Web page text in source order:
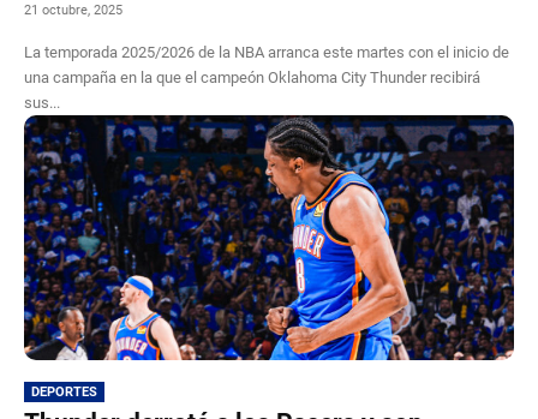
21 octubre, 2025
La temporada 2025/2026 de la NBA arranca este martes con el inicio de
una campaña en la que el campeón Oklahoma City Thunder recibirá
sus...
DEPORTES